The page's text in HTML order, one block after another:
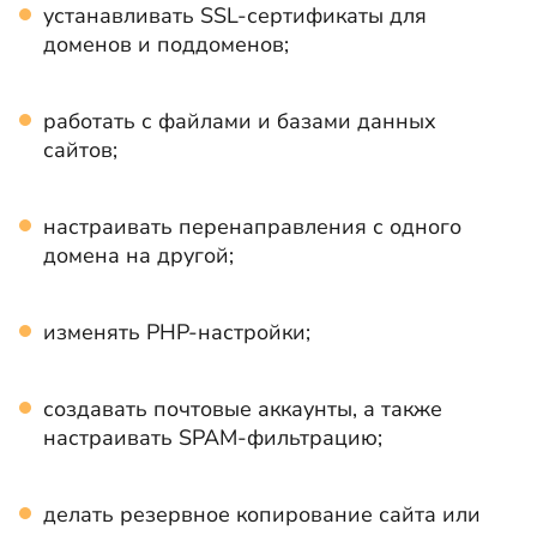
устанавливать SSL-сертификаты для
доменов и поддоменов;
работать с файлами и базами данных
сайтов;
настраивать перенаправления с одного
домена на другой;
изменять PHP-настройки;
создавать почтовые аккаунты, а также
настраивать SPAM-фильтрацию;
делать резервное копирование сайта или